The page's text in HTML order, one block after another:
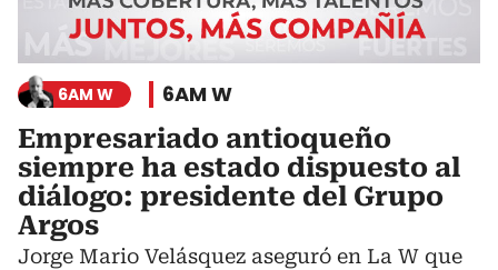
6AM W 6AM W
Empresariado antioqueño
siempre ha estado dispuesto al
diálogo: presidente del Grupo
Argos
Jorge Mario Velásquez aseguró en La W que